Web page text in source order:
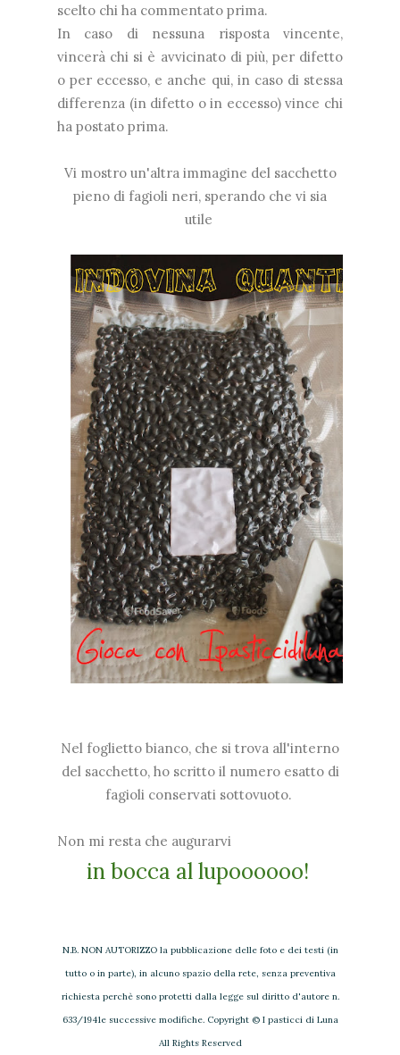
scelto chi ha commentato prima.
In caso di nessuna risposta vincente,
vincerà chi si è avvicinato di più, per difetto
o per eccesso, e anche qui, in caso di stessa
differenza (in difetto o in eccesso) vince chi
ha postato prima.
Vi mostro un'altra immagine del sacchetto
pieno di fagioli neri, sperando che vi sia
utile
Nel foglietto bianco, che si trova all'interno
del sacchetto, ho scritto il numero esatto di
fagioli conservati sottovuoto.
Non mi resta che augurarvi
in bocca al lupoooooo!
N.B. NON AUTORIZZO la pubblicazione delle foto e dei testi (in
tutto o in parte), in alcuno spazio della rete, senza preventiva
richiesta perchè sono protetti dalla legge sul diritto d'autore n.
633/1941e successive modifiche. Copyright © I pasticci di Luna
All Rights Reserved